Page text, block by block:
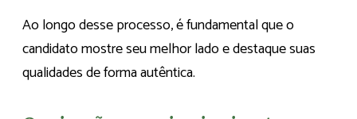
Ao longo desse processo, é fundamental que o
candidato mostre seu melhor lado e destaque suas
qualidades de forma autêntica.